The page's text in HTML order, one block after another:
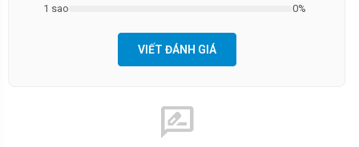
1 sao
0%
VIẾT ĐÁNH GIÁ
rate_review